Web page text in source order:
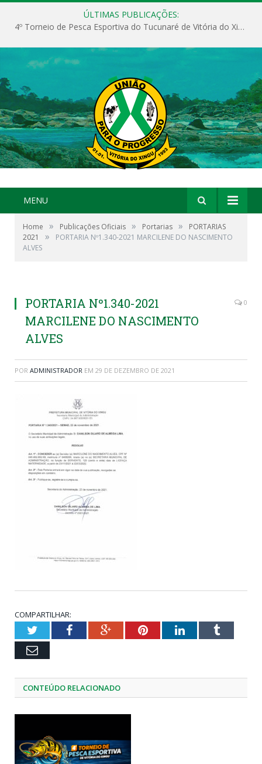
ÚLTIMAS PUBLICAÇÕES:
4º Torneio de Pesca Esportiva do Tucunaré de Vitória do Xingu
MENU
Home » Publicações Oficiais » Portarias »
PORTARIAS
2021
»
PORTARIA Nº1.340-2021 MARCILENE DO NASCIMENTO
ALVES
PORTARIA Nº1.340-2021
MARCILENE DO NASCIMENTO
ALVES
0
POR ADMINISTRADOR EM 29 DE DEZEMBRO DE 2021
COMPARTILHAR:
TwitterFacebookGoogle+PinterestLinkedInTumblr
Email
CONTEÚDO RELACIONADO